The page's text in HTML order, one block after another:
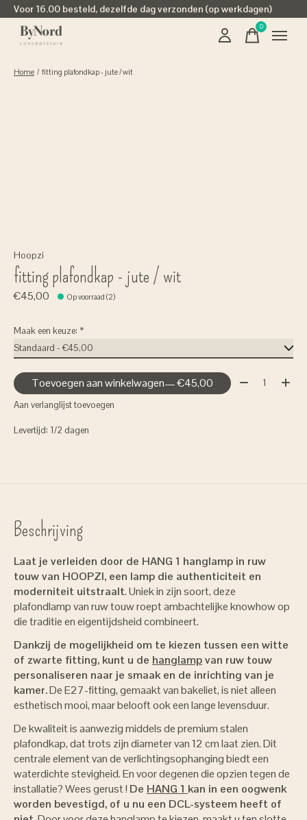
Voor 16.00 besteld, dezelfde dag verzonden (op werkdagen)
0items
Home / fitting plafondkap - jute / wit
Hoopzi
fitting plafondkap - jute / wit
€45,00 Op voorraad (2)
Maak een keuze: *
Toevoegen aan winkelwagen — €45,00 Aantal:
Aan verlanglijst toevoegen
Levertijd: 1/2 dagen
Beschrijving
Laat je verleiden door de HANG 1 hanglamp in ruw
touw van HOOPZI, een lamp die authenticiteit en
moderniteit uitstraalt. Uniek in zijn soort, deze
plafondlamp van ruw touw roept ambachtelijke knowhow op
die traditie en eigentijdsheid combineert.
Dankzij de mogelijkheid om te kiezen tussen een witte
of zwarte fitting, kunt u de hanglampvan ruw touw
personaliseren naar je smaak en de inrichting van je
kamer.De E27-fitting, gemaakt van bakeliet, is niet alleen
esthetisch mooi, maar belooft ook een lange levensduur.
De kwaliteit is aanwezig middels de premium stalen
plafondkap, dat trots zijn diameter van 12 cm laat zien. Dit
centrale element van de verlichtingsophanging biedt een
waterdichte stevigheid. En voor degenen die opzien tegen de
installatie? Wees gerust ! De HANG 1 kan in een oogwenk
worden bevestigd, of u nu een DCL-systeem heeft of